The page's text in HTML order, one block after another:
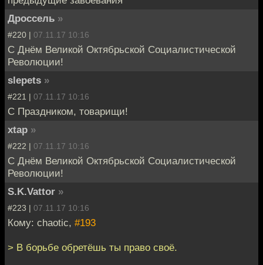
Дроссель »
#220 | 07.11.17 10:16
С Днём Великой Октябрьской Социалистической
Революции!
slepets »
#221 | 07.11.17 10:16
С Праздником, товарищи!
xtap »
#222 | 07.11.17 10:16
С Днём Великой Октябрьской Социалистической
Революции!
S.K.Vattor »
#223 | 07.11.17 10:16
Кому: chaotic, #193
> В борьбе обретёшь ты право своё.